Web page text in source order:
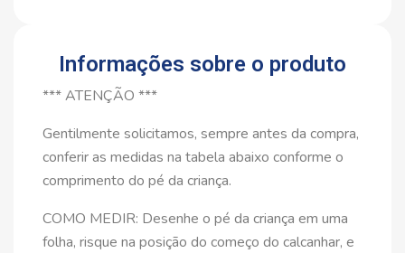
Informações sobre o produto
*** ATENÇÃO ***
Gentilmente solicitamos, sempre antes da compra,
conferir as medidas na tabela abaixo conforme o
comprimento do pé da criança.
COMO MEDIR: Desenhe o pé da criança em uma
folha, risque na posição do começo do calcanhar, e